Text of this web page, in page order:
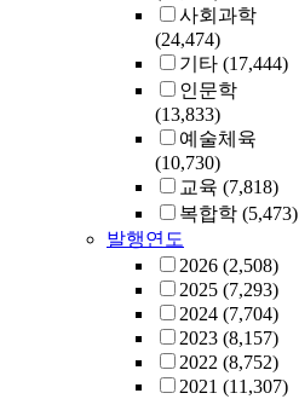
사회과학
(24,474)
기타 (17,444)
인문학
(13,833)
예술체육
(10,730)
교육 (7,818)
복합학 (5,473)
발행연도
2026 (2,508)
2025 (7,293)
2024 (7,704)
2023 (8,157)
2022 (8,752)
2021 (11,307)